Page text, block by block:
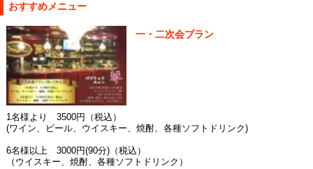
おすすめメニュー
一・二次会プラン
1名様より 3500円（税込）
(ワイン、ビール、ウイスキー、焼酎、各種ソフトドリンク)
6名様以上 3000円(90分)（税込）
（ウイスキー、焼酎、各種ソフトドリンク）